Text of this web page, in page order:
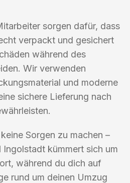
sorgen dafür, dass
verpackt und gesichert
während des
Wir verwenden
und moderne
sichere Lieferung nach
Sorgen zu machen –
kümmert sich um
während du dich auf
rund um deinen Umzug